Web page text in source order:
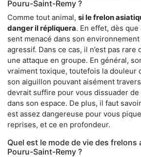
Pouru-Saint-Remy ?
Comme tout animal, si le frelon
danger il répliquera. En effet, dès
sent menacé dans son
agressif. Dans ce cas, il n’est pas rare
une attaque en groupe. En général,
vraiment toxique, toutefois la douleur
son aiguillon pouvant aisément
devrait suffire pour vous dissuader
dans son espace. De plus, il faut
est assez dangereuse pour vous
reprises, et ce en profondeur.
Quel est le mode de vie des frelons
Pouru-Saint-Remy ?